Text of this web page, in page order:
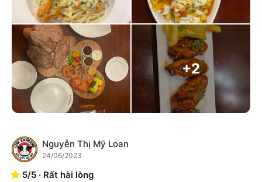
+2
N Nguyễn Thị Mỹ Loan
24/06/2023
5/5 · Rất hài lòng